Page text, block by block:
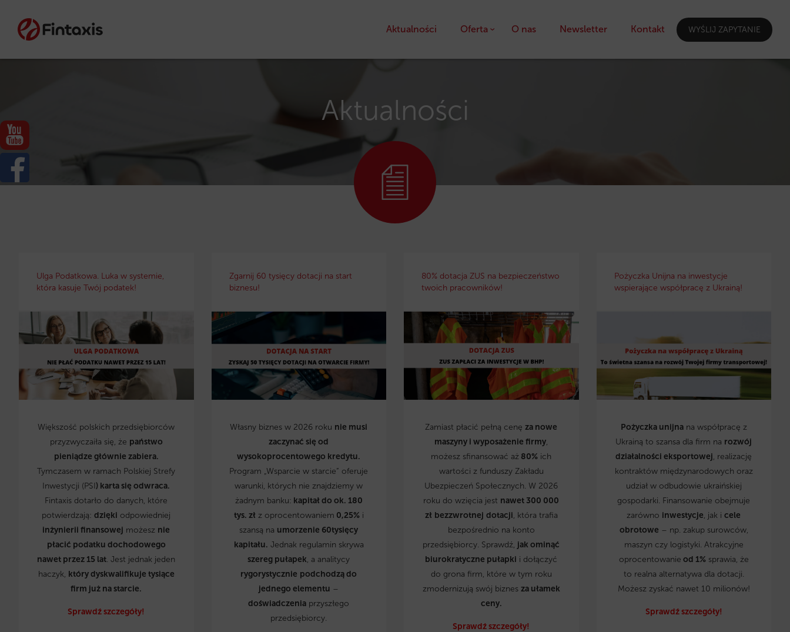
Aktualności Oferta O nas Newsletter Kontakt WYŚLIJ ZAPYTANIE
Aktualności
Ulga Podatkowa. Luka w systemie,
która kasuje Twój podatek!
Większość polskich przedsiębiorców
przyzwyczaiła się, że państwo
pieniądze głównie zabiera.
Tymczasem w ramach Polskiej Strefy
Inwestycji (PSI) karta się odwraca.
Fintaxis dotarło do danych, które
potwierdzają:dzięki odpowiedniej
inżynierii finansowej możesz nie
płacić podatku dochodowego
nawet przez 15 lat. Jest jednak jeden
haczyk, który dyskwalifikuje tysiące
firm już na starcie.
Sprawdź szczegóły!
Zgarnij 60 tysięcy dotacji na start
biznesu!
Własny biznes w 2026 roku nie musi
zaczynać się od
wysokoprocentowego kredytu.
Program „Wsparcie w starcie” oferuje
warunki, których nie znajdziemy w
żadnym banku: kapitał do ok. 180
tys. zł z oprocentowaniem 0,25%i
szansą na umorzenie 60tysięcy
kapitału. Jednak regulamin skrywa
szereg pułapek, a analitycy
rygorystycznie podchodzą do
jednego elementu –
doświadczenia przyszłego
przedsiębiorcy.
80% dotacja ZUS na bezpieczeństwo
twoich pracowników!
Zamiast płacić pełną cenęza nowe
maszyny i wyposażenie firmy,
możesz sfinansować aż 80% ich
wartości z funduszy Zakładu
Ubezpieczeń Społecznych. W 2026
roku do wzięcia jest nawet 300 000
zł bezzwrotnej dotacji, która trafia
bezpośrednio na konto
przedsiębiorcy. Sprawdź, jak ominąć
biurokratyczne pułapki i dołączyć
do grona firm, które w tym roku
zmodernizują swój biznes za ułamek
ceny.
Sprawdź szczegóły!
Pożyczka Unijna na inwestycje
wspierające współpracę z Ukrainą!
Pożyczka unijnana współpracę z
Ukrainą to szansa dla firm na rozwój
działalności eksportowej, realizację
kontraktów międzynarodowych oraz
udział w odbudowie ukraińskiej
gospodarki. Finansowanie obejmuje
zarówno inwestycje, jak icele
obrotowe – np. zakup surowców,
maszyn czy logistyki. Atrakcyjne
oprocentowanie od 1%sprawia, że
to realna alternatywa dla dotacji.
Możesz zyskać nawet 10 milionów!
Sprawdź szczegóły!